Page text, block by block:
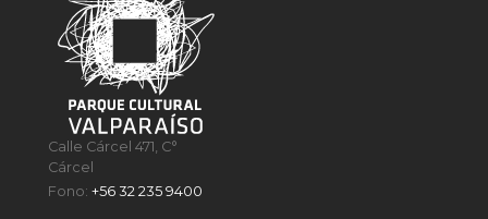
Calle Cárcel 471, C°
Cárcel
Fono:+56 32 235 9400